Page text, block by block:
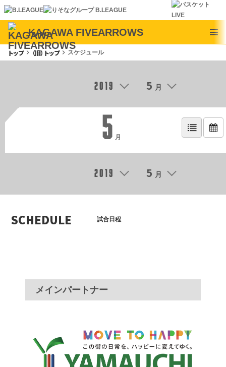
KAGAWA FIVEARROWS
トップkeyboard_arrow_right （旧）トップkeyboard_arrow_right スケジュール
2019 5 月
5 月
2019 5 月
SCHEDULE 試合日程
メインパートナー